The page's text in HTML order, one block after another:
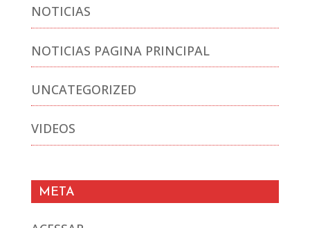
NOTICIAS
NOTICIAS PAGINA PRINCIPAL
UNCATEGORIZED
VIDEOS
META